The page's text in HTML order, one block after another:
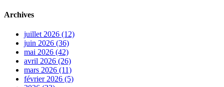
Archives
juillet 2026 (12)
juin 2026 (36)
mai 2026 (42)
avril 2026 (26)
mars 2026 (11)
février 2026 (5)